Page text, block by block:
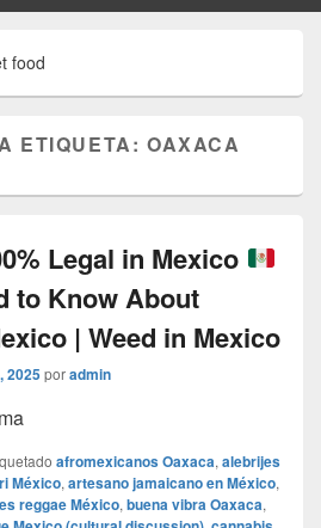
food
ETIQUETA:OAXACA
Legal in Mexico
to Know About
| Weed in Mexico
2025poradmin
afromexicanos Oaxaca, alebrijes
México, artesano jamaicano en México,
reggae México, buena vibra Oaxaca,